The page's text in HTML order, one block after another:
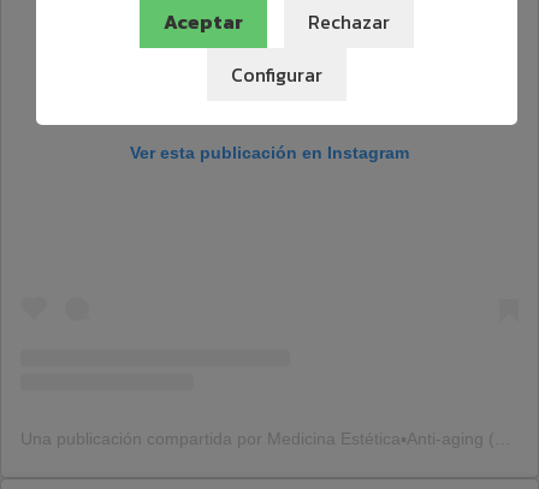
Aceptar
Rechazar
Configurar
Ver esta publicación en Instagram
Una publicación compartida por Medicina Estética▪️Anti-aging (@dr.j.coronado)